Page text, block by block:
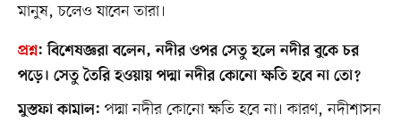
মানুষ, চলেও যাবেন তারা।
প্রশ্ন:বিশেষজ্ঞরা বলেন, নদীর ওপর সেতু হলে নদীর বুকে চর
পড়ে। সেতু তৈরি হওয়ায় পদ্মা নদীর কোনো ক্ষতি হবে না তো?
মুস্তফা কামাল: পদ্মা নদীর কোনো ক্ষতি হবে না। কারণ, নদীশাসন